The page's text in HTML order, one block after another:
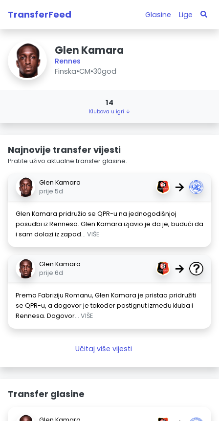
TransferFeed Glasine Lige
Glen Kamara
Rennes
Finska•CM•30god
14
Klubova u igri ↓
Najnovije transfer vijesti
Pratite uživo aktualne transfer glasine.
Glen Kamara
prije 5d
→
Glen Kamara pridružio se QPR-u na jednogodišnjoj
posudbi iz Rennesa. Glen Kamara izjavio je da je, budući da
i sam dolazi iz zapad... VIŠE
Glen Kamara
prije 6d
→
Prema Fabriziju Romanu, Glen Kamara je pristao pridružiti
se QPR-u, a dogovor je također postignut između kluba i
Rennesa. Dogovor... VIŠE
Učitaj više vijesti
Transfer glasine